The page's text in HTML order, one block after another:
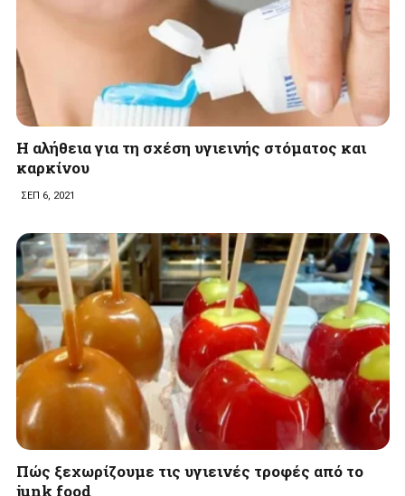
H αλήθεια για τη σχέση υγιεινής στόματος και
καρκίνου
ΣΕΠ 6, 2021
Πώς ξεχωρίζουμε τις υγιεινές τροφές από το
junk food